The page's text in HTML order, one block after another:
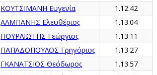
ΚΟΥΤΣΙΜΑΝΗ Ευγενία
1.12.42
ΑΛΜΠΑΝΗΣ Ελευθέριος
1.13.04
ΠΟΥΡΛΙΩΤΗΣ Γεώργιος
1.13.11
ΠΑΠΑΔΟΠΟΥΛΟΣ Γρηγόριος
1.13.27
ΓΚΑΝΑΤΣΙΟΣ Θεόδωρος
1.13.57